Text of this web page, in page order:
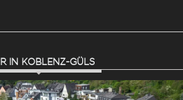
IN KOBLENZ-GÜLS